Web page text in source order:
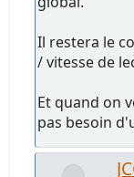
Il restera le
/ vitesse de
Et quand on
pas besoin